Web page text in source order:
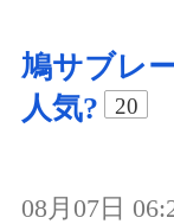
鳩サブレ
人気?
20
08月07日